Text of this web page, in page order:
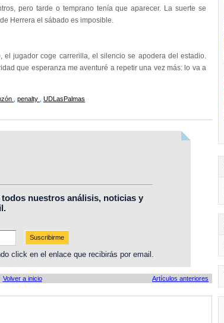
pero tarde o temprano tenía que aparecer. La suerte se
Herrera el sábado es imposible.
el jugador coge carrerilla, el silencio se apodera del estadio.
que esperanza me aventuré a repetir una vez más: lo va a
penalty UDLasPalmas
nuestros análisis, noticias y
click en el enlace que recibirás por email.
Artículos anteriores
Volver a inicio